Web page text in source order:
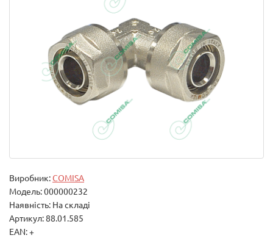
Виробник:COMISA
Модель:000000232
Наявність: На складі
Артикул: 88.01.585
EAN: +